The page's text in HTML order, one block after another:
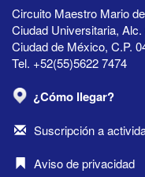
Circuito Maestro Mario
Ciudad Universitaria,
Ciudad de México, C.P.
Tel. +52(55)5622 7474
¿Cómo llegar?
Suscripción a
Aviso de privacidad